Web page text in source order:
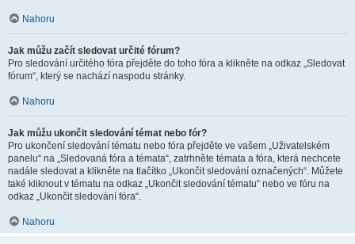
Nahoru
Jak můžu začít sledovat určité fórum?
Pro sledování určitého fóra přejděte do toho fóra a klikněte na odkaz „Sledovat
fórum“, který se nachází naspodu stránky.
Nahoru
Jak můžu ukončit sledování témat nebo fór?
Pro ukončení sledování tématu nebo fóra přejděte ve vašem „Uživatelském
panelu“ na „Sledovaná fóra a témata“, zatrhněte témata a fóra, která nechcete
nadále sledovat a klikněte na tlačítko „Ukončit sledování označených“. Můžete
také kliknout v tématu na odkaz „Ukončit sledování tématu“ nebo ve fóru na
odkaz „Ukončit sledování fóra“.
Nahoru